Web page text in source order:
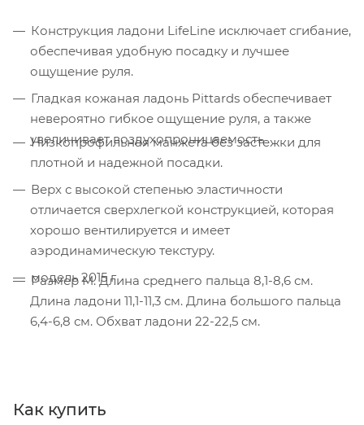
Конструкция ладони LifeLine исключает сгибание,
обеспечивая удобную посадку и лучшее
ощущение руля.
Гладкая кожаная ладонь Pittards обеспечивает
невероятно гибкое ощущение руля, а также
увеличивает воздухопроницаемость
Низкопрофильная манжета без застежки для
плотной и надежной посадки.
Верх с высокой степенью эластичности
отличается сверхлегкой конструкцией, которая
хорошо вентилируется и имеет
аэродинамическую текстуру.
модель 2015 г
Размер M. Длина среднего пальца 8,1-8,6 см.
Длина ладони 11,1-11,3 см. Длина большого пальца
6,4-6,8 см. Обхват ладони 22-22,5 см.
Как купить